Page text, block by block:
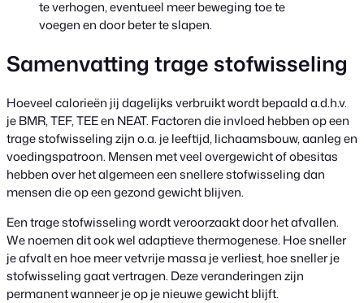
te verhogen, eventueel meer beweging toe te
voegen en door beter te slapen.
Samenvatting trage stofwisseling
Hoeveel calorieën jij dagelijks verbruikt wordt bepaald a.d.h.v.
je BMR, TEF, TEE en NEAT. Factoren die invloed hebben op een
trage stofwisseling zijn o.a. je leeftijd, lichaamsbouw, aanleg en
voedingspatroon. Mensen met veel overgewicht of obesitas
hebben over het algemeen een snellere stofwisseling dan
mensen die op een gezond gewicht blijven.
Een trage stofwisseling wordt veroorzaakt door het afvallen.
We noemen dit ook wel adaptieve thermogenese. Hoe sneller
je afvalt en hoe meer vetvrije massa je verliest, hoe sneller je
stofwisseling gaat vertragen. Deze veranderingen zijn
permanent wanneer je op je nieuwe gewicht blijft.